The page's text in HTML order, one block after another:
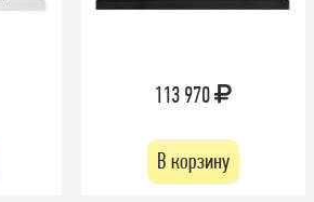
113 970
В корзину